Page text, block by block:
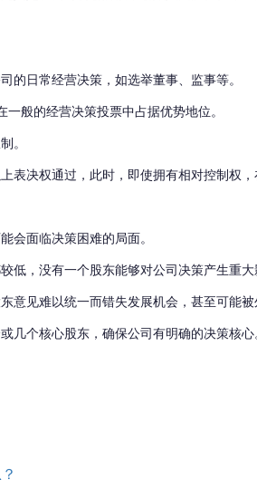
的日常经营决策，如选举董事、监事等。
般的经营决策投票中占据优势地位。
。
表决权通过，此时，即使拥有相对控制权，
会面临决策困难的局面。
低，没有一个股东能够对公司决策产生重大
意见难以统一而错失发展机会，甚至可能被
几个核心股东，确保公司有明确的决策核心